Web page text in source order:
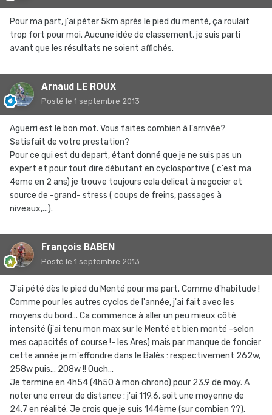
Pour ma part, j'ai péter 5km après le pied du menté, ça roulait
trop fort pour moi. Aucune idée de classement, je suis parti
avant que les résultats ne soient affichés.
Arnaud LE ROUX
Posté le 1 septembre 2013
Aguerri est le bon mot. Vous faites combien à l'arrivée?
Satisfait de votre prestation?
Pour ce qui est du depart, étant donné que je ne suis pas un
expert et pour tout dire débutant en cyclosportive ( c'est ma
4eme en 2 ans) je trouve toujours cela delicat à negocier et
source de -grand- stress ( coups de freins, passages à
niveaux,...).
François BABEN
Posté le 1 septembre 2013
J'ai pété dès le pied du Menté pour ma part. Comme d'habitude !
Comme pour les autres cyclos de l'année, j'ai fait avec les
moyens du bord... Ca commence à aller un peu mieux côté
intensité (j'ai tenu mon max sur le Menté et bien monté -selon
mes capacités of course !- les Ares) mais par manque de foncier
cette année je m'effondre dans le Balès : respectivement 262w,
258w puis... 208w !! Ouch...
Je termine en 4h54 (4h50 à mon chrono) pour 23.9 de moy. A
noter une erreur de distance : j'ai 119.6, soit une moyenne de
24.7 en réalité. Je crois que je suis 144ème (sur combien ??).